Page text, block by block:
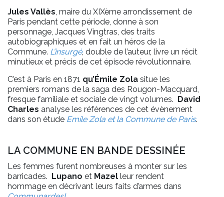
Jules Vallès, maire du XIXème arrondissement de
Paris pendant cette période, donne à son
personnage, Jacques Vingtras, des traits
autobiographiques et en fait un héros de la
Commune. L’insurgé, double de l’auteur, livre un récit
minutieux et précis de cet épisode révolutionnaire.
C’est à Paris en 1871 qu’Émile Zola situe les
premiers romans de la saga des Rougon-Macquard,
fresque familiale et sociale de vingt volumes.
David
Charles analyse les références de cet évènement
dans son étude Emile Zola et la Commune de Paris.
LA COMMUNE EN BANDE DESSINÉE
Les femmes furent nombreuses à monter sur les
barricades.
Lupano et Mazel leur rendent
hommage en décrivant leurs faits d’armes dans